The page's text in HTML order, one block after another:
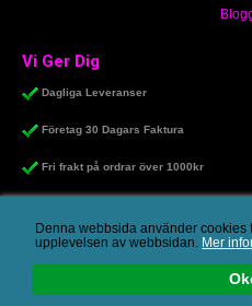
Denna webbsida använder cookies
upplevelsen av webbsidan. Mer
Vi Ger Dig
Dagliga Leveranser
Företag 30 Dagars Faktura
Fri frakt på ordrar över 1000kr